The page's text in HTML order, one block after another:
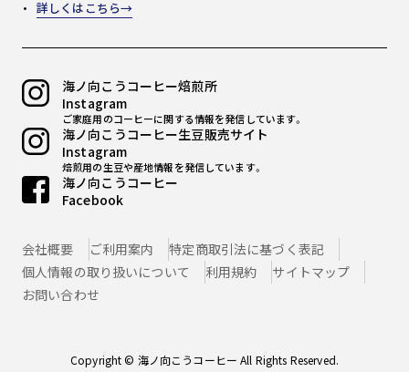
詳しくはこちら
海ノ向こうコーヒー焙煎所
Instagram
ご家庭用のコーヒーに関する情報を発信しています。
海ノ向こうコーヒー生豆販売サイト
Instagram
焙煎用の生豆や産地情報を発信しています。
海ノ向こうコーヒー
Facebook
会社概要 ご利用案内
特定商取引法に基づく表記
個人情報の取り扱いについて
利用規約
サイトマップ
お問い合わせ
Copyright © 海ノ向こうコーヒー All Rights Reserved.